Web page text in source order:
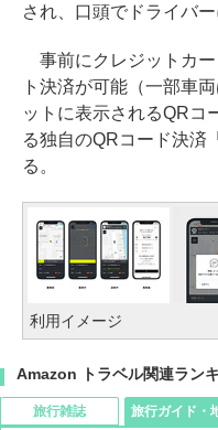
され、口頭でドライバ
事前にクレジットカー
ト決済が可能（一部車
ットに表示されるQRコ
る独自のQRコード決済
る。
利用イメージ
Amazon トラベル関連ラン
旅行雑誌 旅行ガイド・